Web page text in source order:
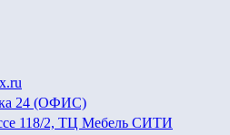
24 (ОФИС)
118/2, ТЦ Мебель СИТИ